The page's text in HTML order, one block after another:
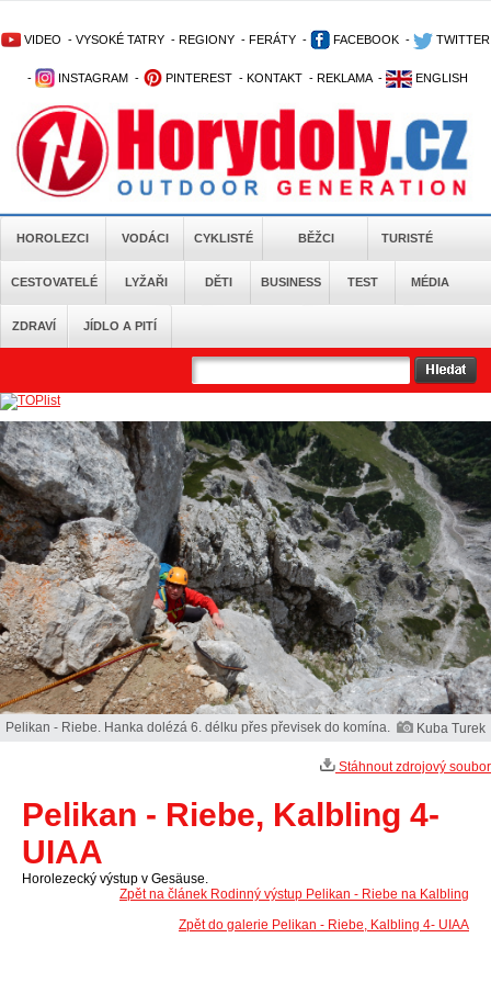
VIDEO - VYSOKÉ TATRY - REGIONY - FERÁTY - FACEBOOK - TWITTER
- INSTAGRAM - PINTEREST - KONTAKT - REKLAMA - ENGLISH
HOROLEZCI VODÁCI CYKLISTÉ BĚŽCI TURISTÉ
CESTOVATELÉ LYŽAŘI DĚTI BUSINESS TEST MÉDIA
ZDRAVÍ JÍDLO A PITÍ
Pelikan - Riebe. Hanka dolézá 6. délku přes převisek do komína. Kuba Turek
Stáhnout zdrojový soubor
Pelikan - Riebe, Kalbling 4-
UIAA
Horolezecký výstup v Gesäuse.
Zpět na článek Rodinný výstup Pelikan - Riebe na Kalbling
Zpět do galerie Pelikan - Riebe, Kalbling 4- UIAA